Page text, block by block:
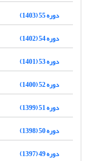
دوره 55 (1403)
دوره 54 (1402)
دوره 53 (1401)
دوره 52 (1400)
دوره 51 (1399)
دوره 50 (1398)
دوره 49 (1397)